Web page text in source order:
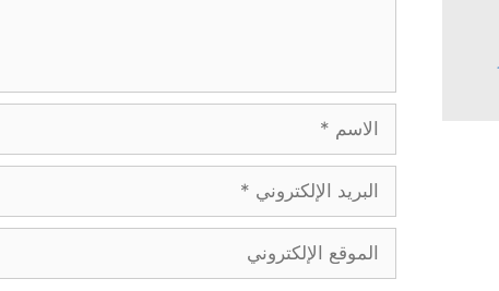
الاسم
البريد
الإلكتروني
الموقع
الإلكتروني